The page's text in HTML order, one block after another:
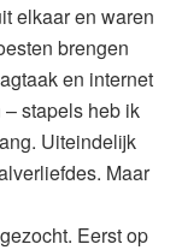
elkaar en waren
brengen
en internet
stapels heb ik
Uiteindelijk
Maar
Eerst op